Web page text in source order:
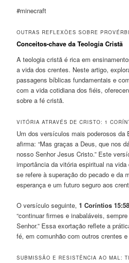
#minecraft
OUTRAS REFLEXÕES SOBRE
Conceitos-chave da Teologia Cristã
A teologia cristã é rica em
a vida dos crentes. Neste artigo,
passagens bíblicas fundamentais e
com a vida cotidiana dos fiéis,
sobre a fé cristã.
VITÓRIA ATRAVÉS DE CRISTO: 1
Um dos versículos mais poderosos
afirma: “Mas graças a Deus, que nos
nosso Senhor Jesus Cristo.” Este
importância da vitória espiritual na
se refere à superação do pecado e da
esperança e um futuro seguro aos
O versículo seguinte,1 Coríntios 15:58
“continuar firmes e inabaláveis,
Senhor.” Essa exortação reflete a
fé, em comunhão com outros crentes
SUBMISSÃO E RESISTÊNCIA AO MAL: